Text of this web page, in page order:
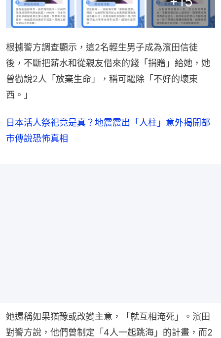
根據警方調查顯示，這2名輕生男子成為濱田信徒
後，不斷把薪水和從親友借來的錢「捐贈」給她，她
曾勸說2人「放棄生命」，稱可驅除「不好的壞東
西。」
日本活人祭祀竟是真？地震震出「人柱」意外揭開都
市傳說恐怖真相
她還稱如果猶豫或改變主意，「就互相淹死」。濱田
對警方說，他們曾制定「4人一起跳海」的計畫，而2